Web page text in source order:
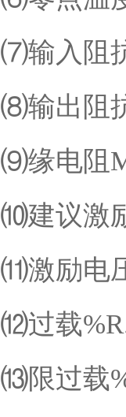
⑺输入阻
⑻输出阻
⑼缘电阻
⑽建议激
⑾激励电
⑿过载
⒀限过载